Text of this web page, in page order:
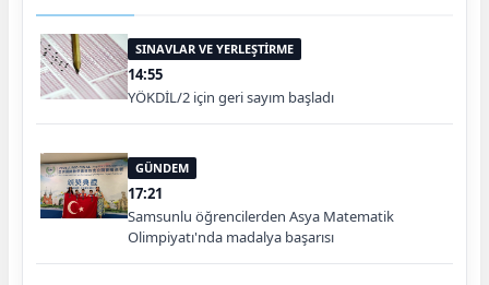
SINAVLAR VE YERLEŞTİRME
14:55
YÖKDİL/2 için geri sayım başladı
GÜNDEM
17:21
Samsunlu öğrencilerden Asya Matematik
Olimpiyatı'nda madalya başarısı